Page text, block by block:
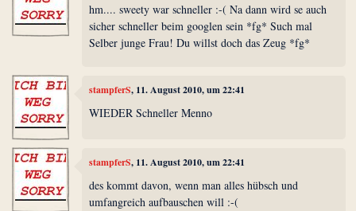
hm.... sweety war schneller :-( Na dann wird se auch
sicher schneller beim googlen sein *fg* Such mal
Selber junge Frau! Du willst doch das Zeug *fg*
stampferS, 11. August 2010, um 22:41
WIEDER Schneller Menno
stampferS, 11. August 2010, um 22:41
des kommt davon, wenn man alles hübsch und
umfangreich aufbauschen will :-(